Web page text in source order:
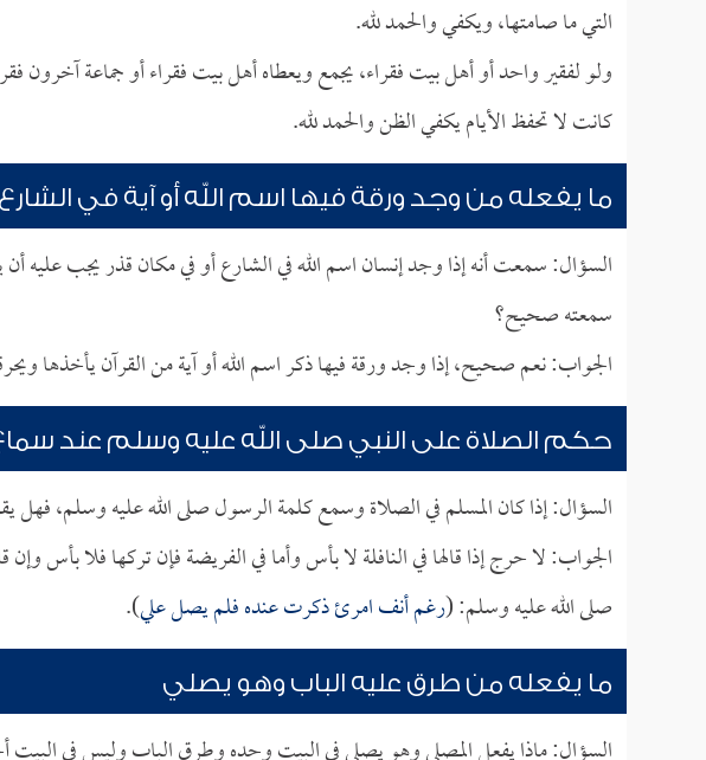
التي ما صامتها، ويكفي والحمد لله.
ولو لفقير واحد أو أهل بيت فقراء، يجمع ويعطاه أهل بيت فقراء أو جماعة آخرون
كانت لا تحفظ الأيام يكفي الظن والحمد لله.
ما يفعله من وجد ورقة فيها اسم الله أو آية في الشارع
السؤال: سمعت أنه إذا وجد إنسان اسم الله في الشارع أو في مكان قذر يجب عليه
سمعته صحيح؟
الجواب: نعم صحيح، إذا وجد ورقة فيها ذكر اسم الله أو آية من القرآن يأخذها
حكم الصلاة على النبي صلى الله عليه وسلم عند
السؤال: إذا كان المسلم في الصلاة وسمع كلمة الرسول صلى الله عليه وسلم، فهل
الجواب: لا حرج إذا قالها في النافلة لا بأس وأما في الفريضة فإن تركها فلا بأس وإن
صلى الله عليه وسلم: (رغم أنف امرئ ذكرت عنده فلم يصل علي).
ما يفعله من طرق عليه الباب وهو يصلي